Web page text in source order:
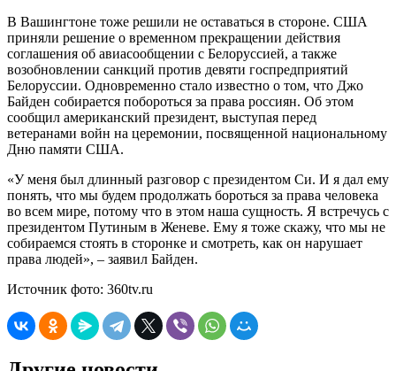
В Вашингтоне тоже решили не оставаться в стороне. США
приняли решение о временном прекращении действия
соглашения об авиасообщении с Белоруссией, а также
возобновлении санкций против девяти госпредприятий
Белоруссии. Одновременно стало известно о том, что Джо
Байден собирается побороться за права россиян. Об этом
сообщил американский президент, выступая перед
ветеранами войн на церемонии, посвященной национальному
Дню памяти США.
«У меня был длинный разговор с президентом Си. И я дал ему
понять, что мы будем продолжать бороться за права человека
во всем мире, потому что в этом наша сущность. Я встречусь с
президентом Путиным в Женеве. Ему я тоже скажу, что мы не
собираемся стоять в сторонке и смотреть, как он нарушает
права людей», – заявил Байден.
Источник фото: 360tv.ru